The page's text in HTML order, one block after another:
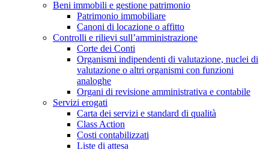
Beni immobili e gestione patrimonio
Patrimonio immobiliare
Canoni di locazione o affitto
Controlli e rilievi sull’amministrazione
Corte dei Conti
Organismi indipendenti di valutazione, nuclei di
valutazione o altri organismi con funzioni
analoghe
Organi di revisione amministrativa e contabile
Servizi erogati
Carta dei servizi e standard di qualità
Class Action
Costi contabilizzati
Liste di attesa